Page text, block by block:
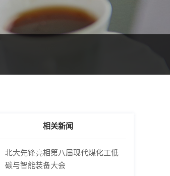
相关新闻
北大先锋亮相第八届现代煤化工低
碳与智能装备大会